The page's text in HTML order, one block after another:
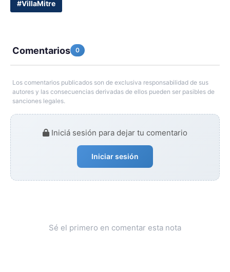
#VillaMitre
Comentarios 0
Los comentarios publicados son de exclusiva responsabilidad de sus
autores y las consecuencias derivadas de ellos pueden ser pasibles de
sanciones legales.
Iniciá sesión para dejar tu comentario
Iniciar sesión
Sé el primero en comentar esta nota